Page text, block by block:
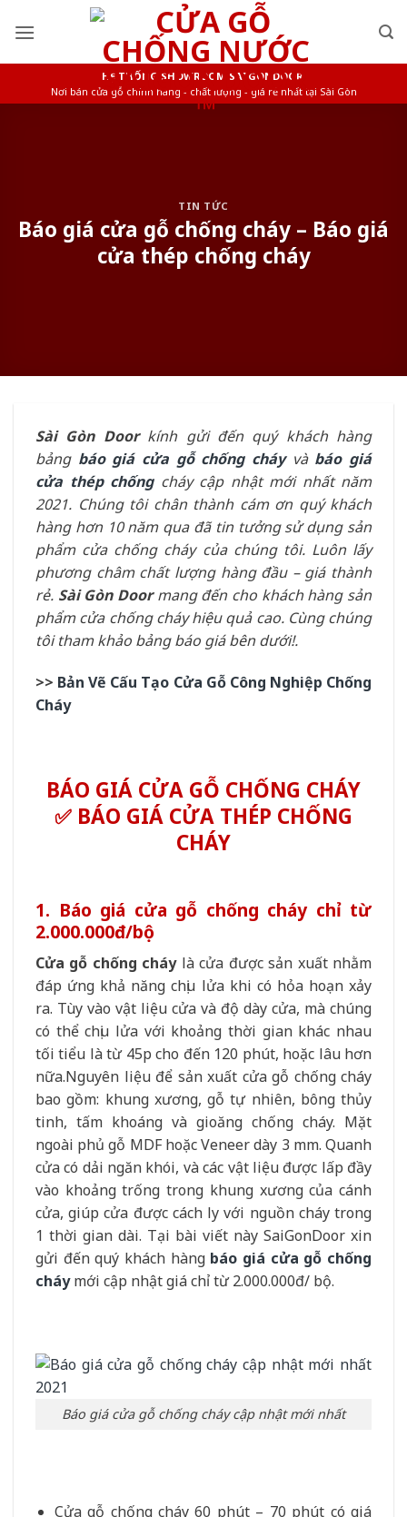
HỆ THỐNG SHOWROOM SAIGONDOOR
Nơi bán cửa gỗ chính hãng - chất lượng - giá rẻ nhất tại Sài Gòn
TIN TỨC
Báo giá cửa gỗ chống cháy – Báo giá
cửa thép chống cháy
Sài Gòn Doorkính gửi đến quý khách hàng
bảng báo giá cửa gỗ chống cháyvà báo giá
cửa thép chốngcháy cập nhật mới nhất năm
2021. Chúng tôi chân thành cám ơn quý khách
hàng hơn 10 năm qua đã tin tưởng sử dụng sản
phẩm cửa chống cháy của chúng tôi. Luôn lấy
phương châm chất lượng hàng đầu – giá thành
rẻ. Sài Gòn Doormang đến cho khách hàng sản
phẩm cửa chống cháy hiệu quả cao. Cùng chúng
tôi tham khảo bảng báo giá bên dưới!.
>> Bản Vẽ Cấu Tạo Cửa Gỗ Công Nghiệp Chống
Cháy
BÁO GIÁ CỬA GỖ CHỐNG CHÁY
✅ BÁO GIÁ CỬA THÉP CHỐNG
CHÁY
1. Báo giá cửa gỗ chống cháy chỉ từ
2.000.000đ/bộ
Cửa gỗ chống cháylà cửa được sản xuất nhằm
đáp ứng khả năng chịu lửa khi có hỏa hoạn xảy
ra. Tùy vào vật liệu cửa và độ dày cửa, mà chúng
có thể chịu lửa với khoảng thời gian khác nhau
tối tiểu là từ 45p cho đến 120 phút, hoặc lâu hơn
nữa.Nguyên liệu để sản xuất cửa gỗ chống cháy
bao gồm: khung xương, gỗ tự nhiên, bông thủy
tinh, tấm khoáng và gioăng chống cháy. Mặt
ngoài phủ gỗ MDF hoặc Veneer dày 3 mm. Quanh
cửa có dải ngăn khói, và các vật liệu được lấp đầy
vào khoảng trống trong khung xương của cánh
cửa, giúp cửa được cách ly với nguồn cháy trong
1 thời gian dài. Tại bài viết này SaiGonDoor xin
gửi đến quý khách hàng báo giá cửa gỗ chống
cháymới cập nhật giá chỉ từ 2.000.000đ/ bộ.
Báo giá cửa gỗ chống cháy cập nhật mới nhất
Cửa gỗ chống cháy 60 phút – 70 phút có giá